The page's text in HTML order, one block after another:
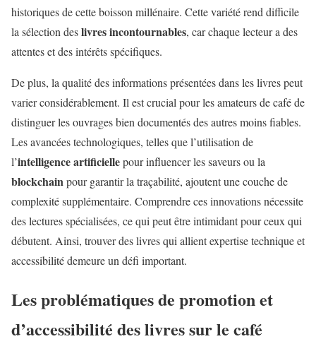
historiques de cette boisson millénaire. Cette variété rend difficile
la sélection deslivres incontournables, car chaque lecteur a des
attentes et des intérêts spécifiques.
De plus, la qualité des informations présentées dans les livres peut
varier considérablement. Il est crucial pour les amateurs de café de
distinguer les ouvrages bien documentés des autres moins fiables.
Les avancées technologiques, telles que l’utilisation de
l’intelligence artificiellepour influencer les saveurs ou la
blockchainpour garantir la traçabilité, ajoutent une couche de
complexité supplémentaire. Comprendre ces innovations nécessite
des lectures spécialisées, ce qui peut être intimidant pour ceux qui
débutent. Ainsi, trouver des livres qui allient expertise technique et
accessibilité demeure un défi important.
Les problématiques de promotion et
d’accessibilité des livres sur le café